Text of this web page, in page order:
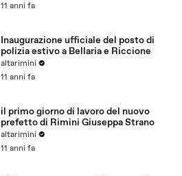
11 anni fa
Inaugurazione ufficiale del posto di
polizia estivo a Bellaria e Riccione
altarimini
11 anni fa
il primo giorno di lavoro del nuovo
prefetto di Rimini Giuseppa Strano
altarimini
11 anni fa